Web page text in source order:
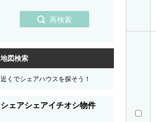
再検索
地図検索
近くでシェアハウスを探そう！
シェアシェアイチオシ物件